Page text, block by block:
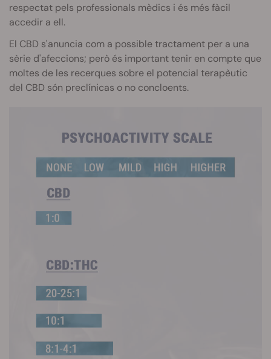
respectat pels professionals mèdics i és més fàcil
accedir a ell.
El CBD s'anuncia com a possible tractament per a una
sèrie d'afeccions; però és important tenir en compte que
moltes de les recerques sobre el potencial terapèutic
del CBD són preclínicas o no concloents.